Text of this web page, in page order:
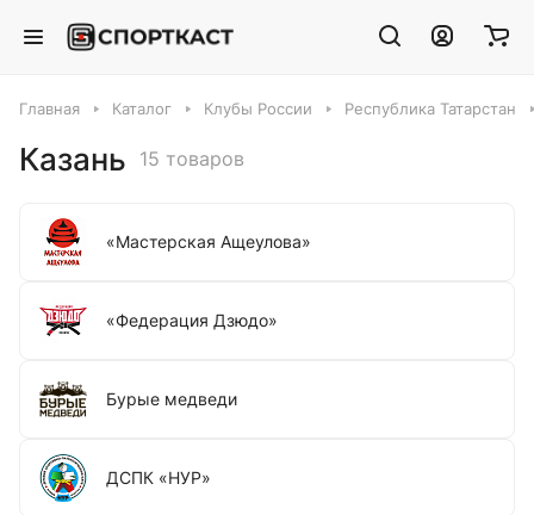
Главная Каталог Клубы России Республика Татарстан
Казань 15 товаров
«Мастерская Ащеулова»
«Федерация Дзюдо»
Бурые медведи
ДСПК «НУР»